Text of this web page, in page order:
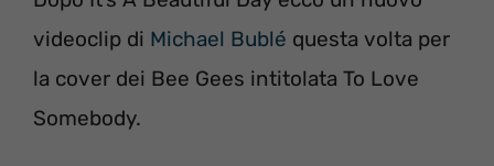
videoclip di Michael Bublé questa volta per
la cover dei Bee Gees intitolata To Love
Somebody.